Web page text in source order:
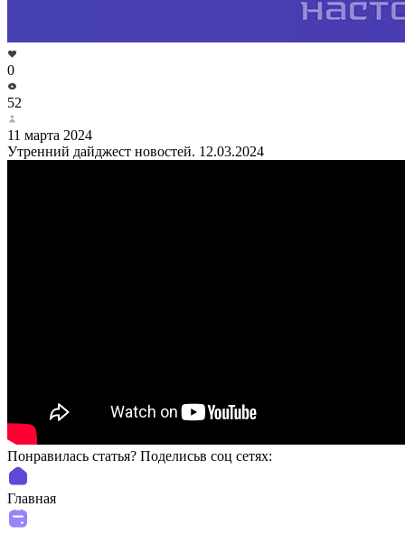
0
52
11 марта 2024
Утренний дайджест новостей. 12.03.2024
Понравилась статья? Поделиcьв соц сетях:
Главная